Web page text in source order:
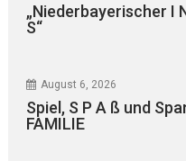
„Niederbayerischer I
S“
August 6, 2026
Spiel, S P A ß und
FAMILIE